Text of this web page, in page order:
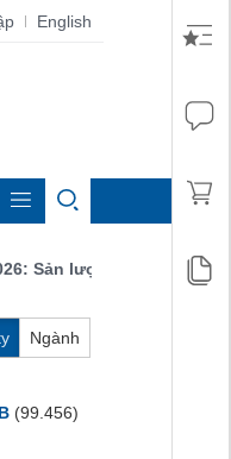
| English
lượng, số lượng đơn
Ngành
(99.456)